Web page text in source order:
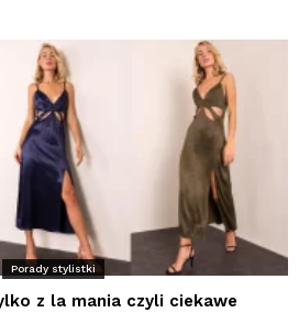
Porady stylistki
z la mania czyli ciekawe